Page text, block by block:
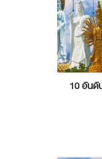
10 อันดั